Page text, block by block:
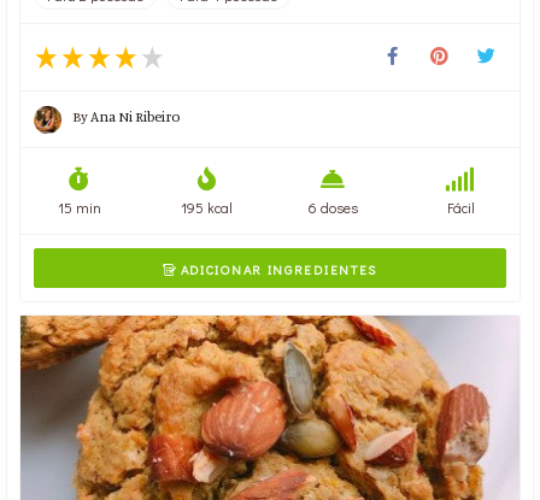
By Ana Ni Ribeiro
15 min 195 kcal 6 doses Fácil
ADICIONAR INGREDIENTES